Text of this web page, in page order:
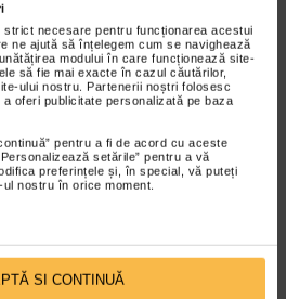
necesare pentru funcționarea acestui
ne ajută să înțelegem cum se navighează
modului în care funcționează site-
să fie mai exacte în cazul căutărilor,
ului nostru. Partenerii noștri folosesc
oferi publicitate personalizată pe baza
pentru a fi de acord cu aceste
setările” pentru a vă
preferințele și, în special, vă puteți
nostru în orice moment.
SI CONTINUĂ
preturile mici, si mai